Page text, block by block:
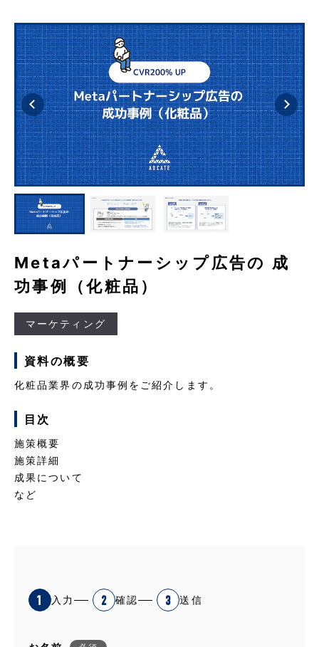
Metaパートナーシップ広告の 成
功事例（化粧品）
マーケティング
資料の概要
化粧品業界の成功事例をご紹介します。
目次
施策概要
施策詳細
成果について
など
1 入力 2 確認 3 送信